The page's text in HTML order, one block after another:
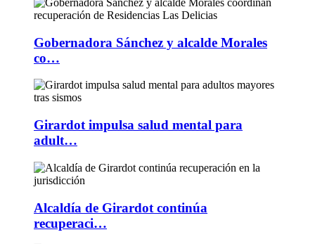
Gobernadora Sánchez y alcalde Morales
co…
Girardot impulsa salud mental para
adult…
Alcaldía de Girardot continúa
recuperaci…